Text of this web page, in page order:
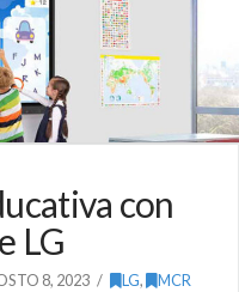
con
LG
8, 2023 LG, MCR